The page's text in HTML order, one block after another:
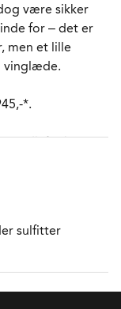
være sikker
for – det er
men et lille
vinglæde.
*.
for hvert
sulfitter